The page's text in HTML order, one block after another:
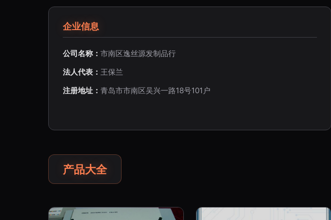
企业信息
公司名称： 市南区逸丝源发制品行
法人代表： 王保兰
注册地址： 青岛市市南区吴兴一路18号101户
产品大全